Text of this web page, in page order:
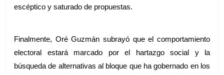
escéptico y saturado de propuestas.
Finalmente, Oré Guzmán subrayó que el comportamiento
electoral estará marcado por el hartazgo social y la
búsqueda de alternativas al bloque que ha gobernado en los